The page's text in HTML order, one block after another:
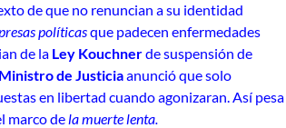
de que no renuncian a su identidad
políticasque padecen enfermedades
de la Ley Kouchnerde suspensión de
Ministro de Justiciaanunció que solo
en libertad cuando agonizaran. Así pesa
marco dela muerte lenta.